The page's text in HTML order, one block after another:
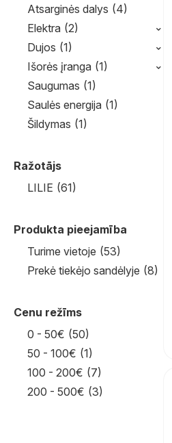
Atsarginės dalys (4)
Elektra (2)
⌃
Dujos (1)
⌃
Išorės įranga (1)
⌃
Saugumas (1)
Saulės energija (1)
Šildymas (1)
Ražotājs
LILIE (61)
Produkta pieejamība
Turime vietoje (53)
Prekė tiekėjo sandėlyje (8)
Cenu režīms
0 - 50€ (50)
50 - 100€ (1)
100 - 200€ (7)
200 - 500€ (3)